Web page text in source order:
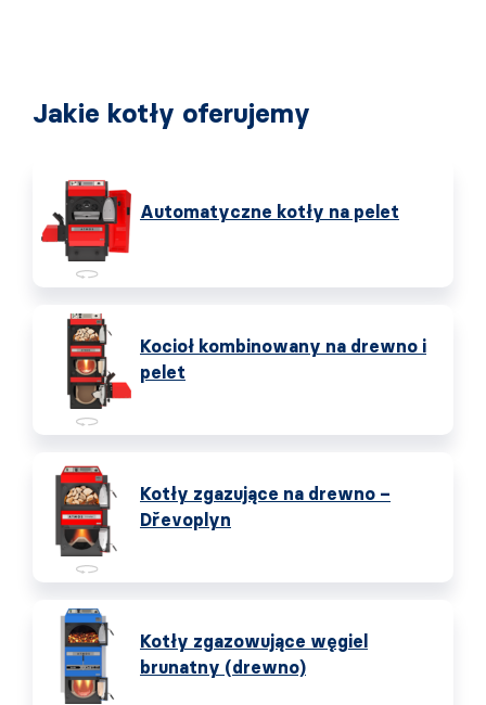
Jakie kotły oferujemy
Automatyczne kotły na pelet
Kocioł kombinowany na drewno i
pelet
Kotły zgazujące na drewno –
Dřevoplyn
Kotły zgazowujące węgiel
brunatny (drewno)